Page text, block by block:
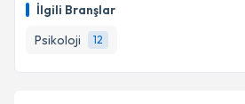
İlgili Branşlar
Psikoloji
12
takvim hazırlandığında e-posta
E-posta Adresiniz